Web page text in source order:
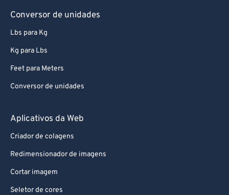
Conversor de unidades
Lbs para Kg
Kg para Lbs
Feet para Meters
Conversor de unidades
Aplicativos da Web
Criador de colagens
Redimensionador de imagens
Cortar imagem
Seletor de cores